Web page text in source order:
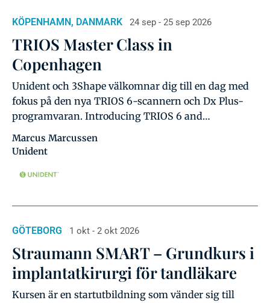
KÖPENHAMN, DANMARK 24 sep - 25 sep 2026
TRIOS Master Class in
Copenhagen
Unident och 3Shape välkomnar dig till en dag med
fokus på den nya TRIOS 6-scannern och Dx Plus-
programvaran. Introducing TRIOS 6 and…
Marcus Marcussen
Unident
GÖTEBORG 1 okt - 2 okt 2026
Straumann SMART – Grundkurs i
implantatkirurgi för tandläkare
Kursen är en startutbildning som vänder sig till